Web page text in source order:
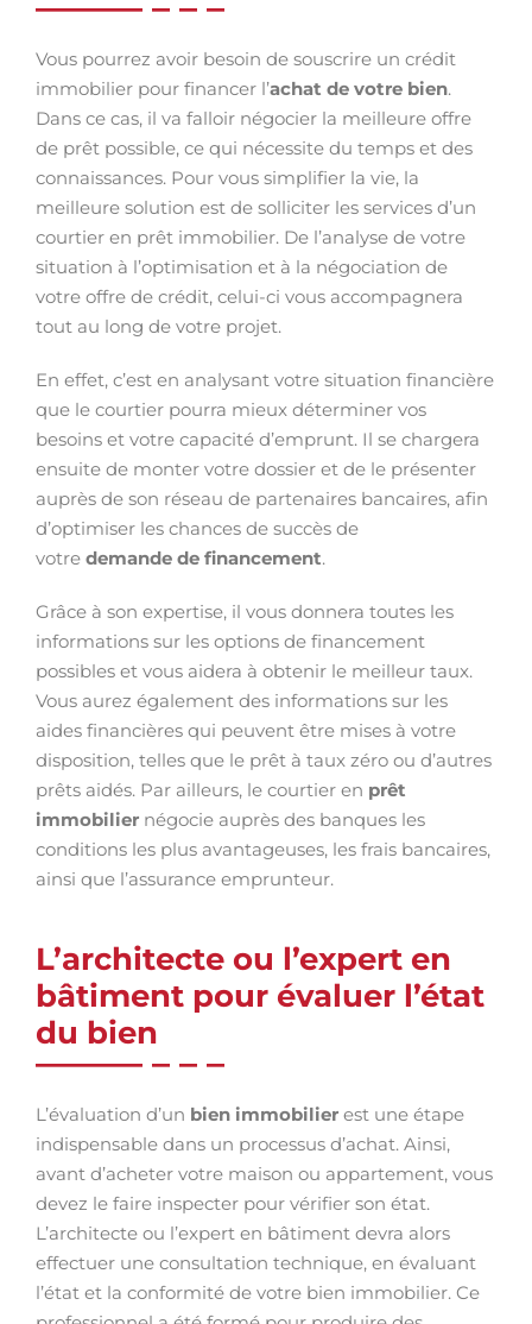
Vous pourrez avoir besoin de souscrire un crédit
immobilier pour financer l’achat de votre bien.
Dans ce cas, il va falloir négocier la meilleure offre
de prêt possible, ce qui nécessite du temps et des
connaissances. Pour vous simplifier la vie, la
meilleure solution est de solliciter les services d’un
courtier en prêt immobilier. De l’analyse de votre
situation à l’optimisation et à la négociation de
votre offre de crédit, celui-ci vous accompagnera
tout au long de votre projet.
En effet, c’est en analysant votre situation financière
que le courtier pourra mieux déterminer vos
besoins et votre capacité d’emprunt. Il se chargera
ensuite de monter votre dossier et de le présenter
auprès de son réseau de partenaires bancaires, afin
d’optimiser les chances de succès de
votre demande de financement.
Grâce à son expertise, il vous donnera toutes les
informations sur les options de financement
possibles et vous aidera à obtenir le meilleur taux.
Vous aurez également des informations sur les
aides financières qui peuvent être mises à votre
disposition, telles que le prêt à taux zéro ou d’autres
prêts aidés. Par ailleurs, le courtier en prêt
immobilier négocie auprès des banques les
conditions les plus avantageuses, les frais bancaires,
ainsi que l’assurance emprunteur.
L’architecte ou l’expert en
bâtiment pour évaluer l’état
du bien
L’évaluation d’un bien immobilier est une étape
indispensable dans un processus d’achat. Ainsi,
avant d’acheter votre maison ou appartement, vous
devez le faire inspecter pour vérifier son état.
L’architecte ou l’expert en bâtiment devra alors
effectuer une consultation technique, en évaluant
l’état et la conformité de votre bien immobilier. Ce